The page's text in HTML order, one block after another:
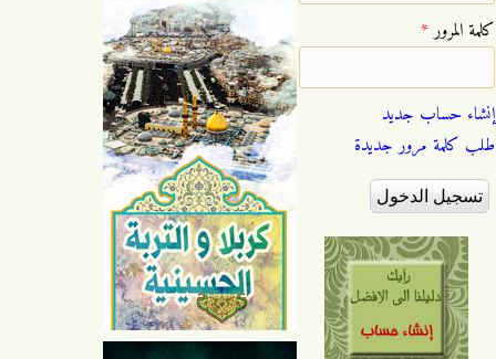
‏كلمة المرور ‏*
إنشاء حساب جديد
طلب كلمة مرور جديدة